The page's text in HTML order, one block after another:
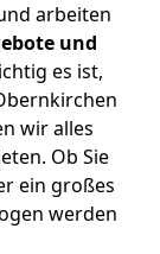
arbeiten
und
es ist,
wir alles
Ob Sie
ein großes
werden